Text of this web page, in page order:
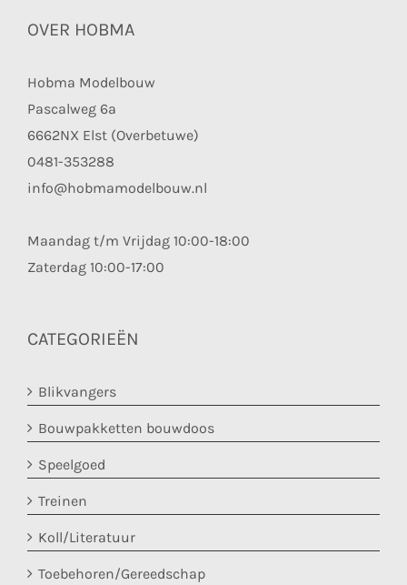
OVER HOBMA
Hobma Modelbouw
Pascalweg 6a
6662NX Elst (Overbetuwe)
0481-353288
info@hobmamodelbouw.nl
Maandag t/m Vrijdag 10:00-18:00
Zaterdag 10:00-17:00
CATEGORIEËN
Blikvangers
Bouwpakketten bouwdoos
Speelgoed
Treinen
Koll/Literatuur
Toebehoren/Gereedschap